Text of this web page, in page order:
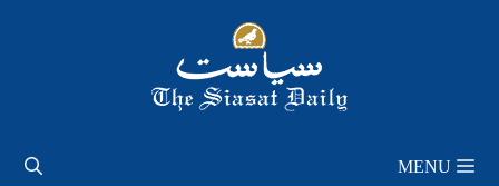
MENU